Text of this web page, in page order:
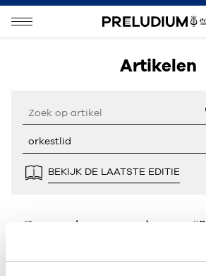
Artikelen
BEKIJK DE LAATSTE EDITIE
Geen resultaten gevonden voor “”.